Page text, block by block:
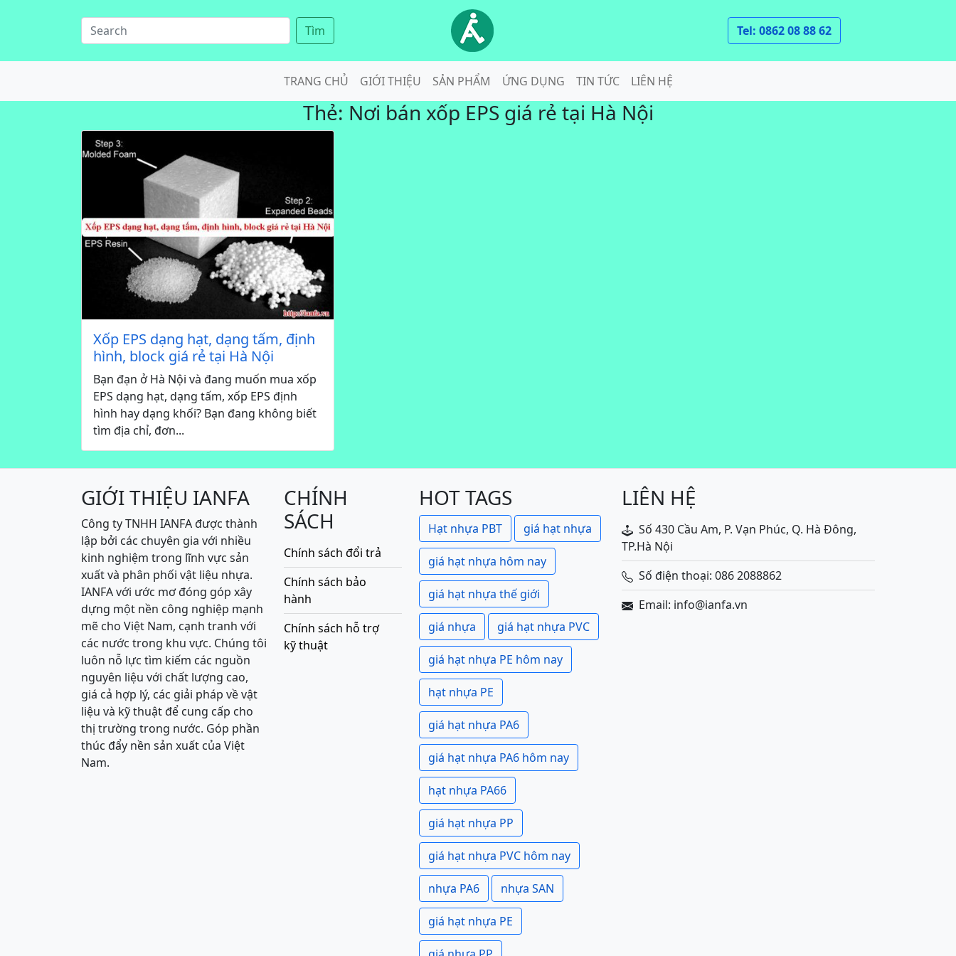
Tìm Tel: 0862 08 88 62
TRANG CHỦ GIỚI THIỆU SẢN PHẨM ỨNG DỤNG TIN TỨC LIÊN HỆ
Thẻ: Nơi bán xốp EPS giá rẻ tại Hà Nội
Xốp EPS dạng hạt, dạng tấm, định
hình, block giá rẻ tại Hà Nội
Bạn đạn ở Hà Nội và đang muốn mua xốp
EPS dạng hạt, dạng tấm, xốp EPS định
hình hay dạng khối? Bạn đang không biết
tìm địa chỉ, đơn...
GIỚI THIỆU IANFA
Công ty TNHH IANFA được thành
lập bởi các chuyên gia với nhiều
kinh nghiệm trong lĩnh vực sản
xuất và phân phối vật liệu nhựa.
IANFA với ước mơ đóng góp xây
dựng một nền công nghiệp mạnh
mẽ cho Việt Nam, cạnh tranh với
các nước trong khu vực. Chúng tôi
luôn nỗ lực tìm kiếm các nguồn
nguyên liệu với chất lượng cao,
giá cả hợp lý, các giải pháp về vật
liệu và kỹ thuật để cung cấp cho
thị trường trong nước. Góp phần
thúc đẩy nền sản xuất của Việt
Nam.
CHÍNH
SÁCH
Chính sách đổi trả
Chính sách bảo
hành
Chính sách hỗ trợ
kỹ thuật
HOT TAGS
Hạt nhựa PBT giá hạt nhựa
giá hạt nhựa hôm nay
giá hạt nhựa thế giới
giá nhựa giá hạt nhựa PVC
giá hạt nhựa PE hôm nay
hạt nhựa PE
giá hạt nhựa PA6
giá hạt nhựa PA6 hôm nay
hạt nhựa PA66
giá hạt nhựa PP
giá hạt nhựa PVC hôm nay
nhựa PA6 nhựa SAN
giá hạt nhựa PE
LIÊN HỆ
Số 430 Cầu Am, P. Vạn Phúc, Q. Hà Đông,
TP.Hà Nội
Số điện thoại: 086 2088862
Email: info@ianfa.vn